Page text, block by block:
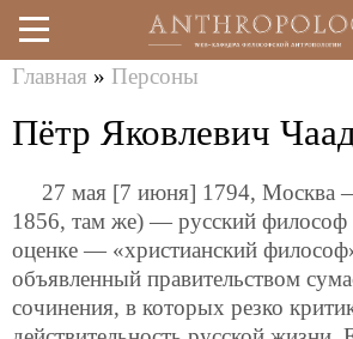
Перейти
к
содержанию
здесь
Главная » Персоны
Пётр Яковлевич
27 мая [7 июня] 1794, Москва
1856, там же) — русский философ
оценке — «христианский
объявленный правительством
сочинения, в которых резко